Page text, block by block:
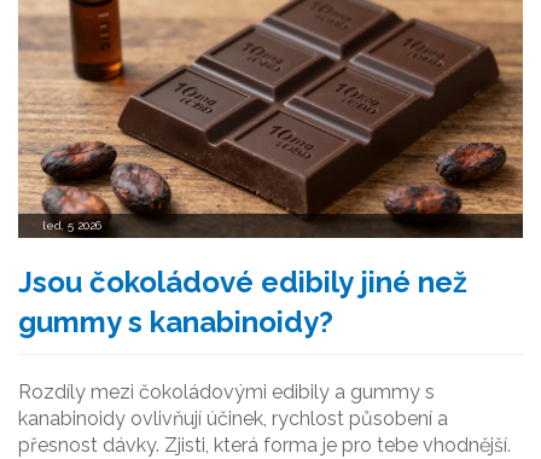
led, 5 2026
Jsou čokoládové edibily jiné než
gummy s kanabinoidy?
Rozdíly mezi čokoládovými edibily a gummy s
kanabinoidy ovlivňují účinek, rychlost působení a
přesnost dávky. Zjisti, která forma je pro tebe vhodnější.